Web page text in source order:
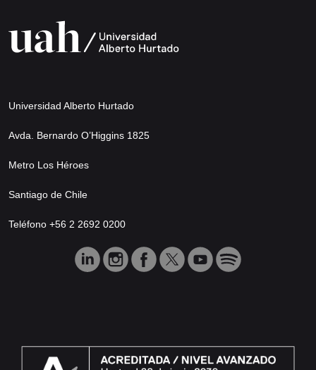
Universidad Alberto Hurtado
Avda. Bernardo O’Higgins 1825
Metro Los Héroes
Santiago de Chile
Teléfono +56 2 2692 0200